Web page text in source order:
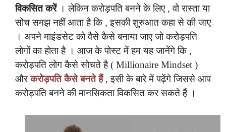
विकसित करें । लेकिन करोड़पति बनने के लिए , वो रास्ता या
सोच समझ नहीं आता है कि , इसकी शुरुआत कहा से की जाए
। अपने माइंडसेट को वैसे कैसे बनाया जाए जो करोड़पति
लोगों का होता है । आज के पोस्ट में हम यह जानेंगे कि ,
करोड़पति लोग कैसे सोचते है ( Millionaire Mindset )
औरकरोड़पति कैसे बनते हैं, इसी के बारे में पढ़ेंगे जिससे आप
करोड़पति बनने की मानसिकता विकसित कर सकते हैं ।